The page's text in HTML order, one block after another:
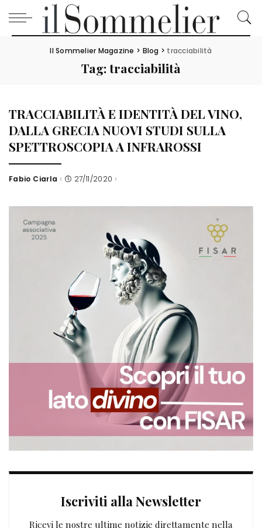
Il Sommelier Magazine > Blog > tracciabilità
Tag:tracciabilità
TRACCIABILITÀ E IDENTITÀ DEL VINO,
DALLA GRECIA NUOVI STUDI SULLA
SPETTROSCOPIA A INFRAROSSI
Posted
Fabio Ciarla 27/11/2020
Iscriviti alla Newsletter
Ricevi le nostre ultime notizie direttamente nella